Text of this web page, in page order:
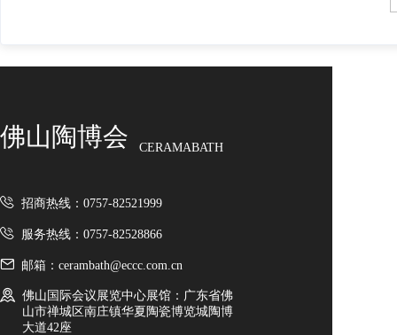
佛山陶博会 CERAMABATH
招商热线：0757-82521999
服务热线：0757-82528866
邮箱：cerambath@eccc.com.cn
佛山国际会议展览中心展馆：广东省佛
山市禅城区南庄镇华夏陶瓷博览城陶博
大道42座